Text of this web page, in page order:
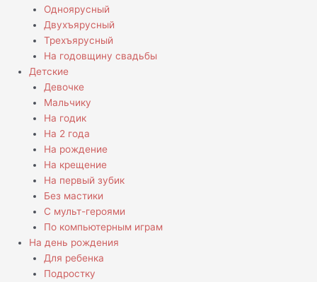
Одноярусный
Двухъярусный
Трехъярусный
На годовщину свадьбы
Детские
Девочке
Мальчику
На годик
На 2 года
На рождение
На крещение
На первый зубик
Без мастики
С мульт-героями
По компьютерным играм
На день рождения
Для ребенка
Подростку